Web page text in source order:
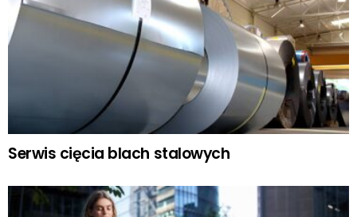
Serwis cięcia blach stalowych